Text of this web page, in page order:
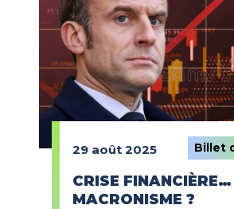
29 août 2025 Billet
CRISE
MACRONISME ?